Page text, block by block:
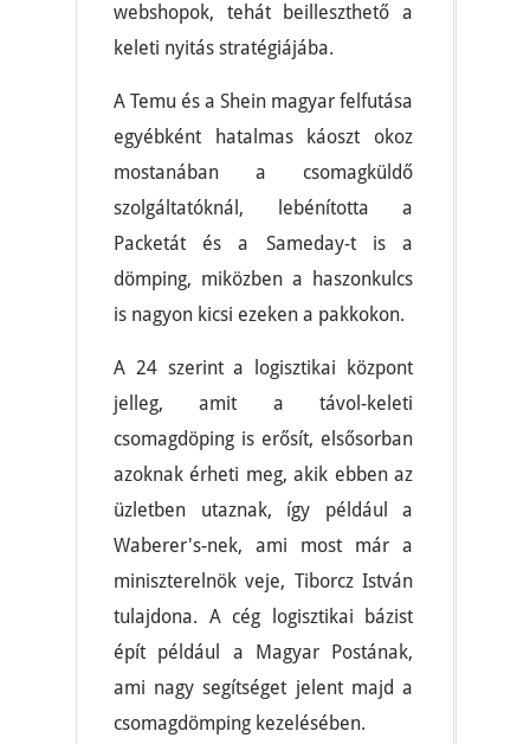
webshopok, tehát beilleszthető a
keleti nyitás stratégiájába.
A Temu és a Shein magyar felfutása
egyébként hatalmas káoszt okoz
mostanában a csomagküldő
szolgáltatóknál, lebénította a
Packetát és a Sameday-t is a
dömping, miközben a haszonkulcs
is nagyon kicsi ezeken a pakkokon.
A 24 szerint a logisztikai központ
jelleg, amit a távol-keleti
csomagdöping is erősít, elsősorban
azoknak érheti meg, akik ebben az
üzletben utaznak, így például a
Waberer's-nek, ami most már a
miniszterelnök veje, Tiborcz István
tulajdona. A cég logisztikai bázist
épít például a Magyar Postának,
ami nagy segítséget jelent majd a
csomagdömping kezelésében.